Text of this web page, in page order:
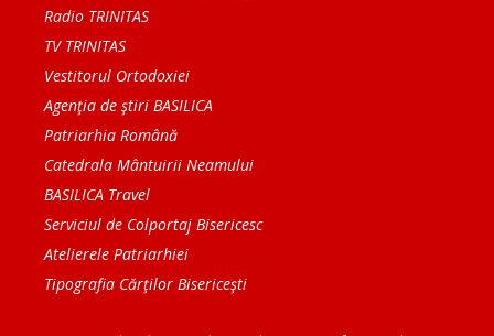
Radio TRINITAS
TV TRINITAS
Vestitorul Ortodoxiei
Agenţia de ştiri BASILICA
Patriarhia Română
Catedrala Mântuirii Neamului
BASILICA Travel
Serviciul de Colportaj Bisericesc
Atelierele Patriarhiei
Tipografia Cărţilor Bisericeşti